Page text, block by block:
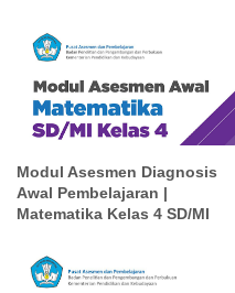
Modul Asesmen Diagnosis
Awal Pembelajaran |
Matematika Kelas 4 SD/MI